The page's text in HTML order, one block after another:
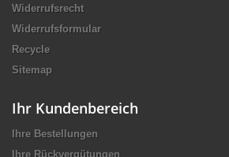
Widerrufsrecht
Widerrufsformular
Recycle
Sitemap
Ihr Kundenbereich
Ihre Bestellungen
Ihre Rückvergütungen